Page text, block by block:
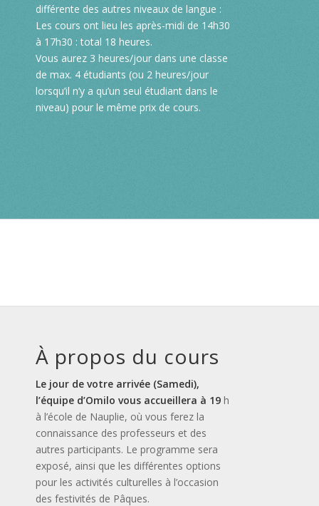
différente des autres niveaux de langue :
Les cours ont lieu les après-midi de 14h30
à 17h30 : total 18 heures.
Vous aurez 3 heures/jour dans une classe
de max. 4 étudiants (ou 2 heures/jour
lorsqu’il n’y a qu’un seul étudiant dans le
niveau) pour le même prix de cours.
À propos du cours
Le jour de votre arrivée (Samedi),
l’équipe d’Omilo vous accueillera à 19 h
à l’école de Nauplie, où vous ferez la
connaissance des professeurs et des
autres participants. Le programme sera
exposé, ainsi que les différentes options
pour les activités culturelles à l’occasion
des festivités de Pâques.